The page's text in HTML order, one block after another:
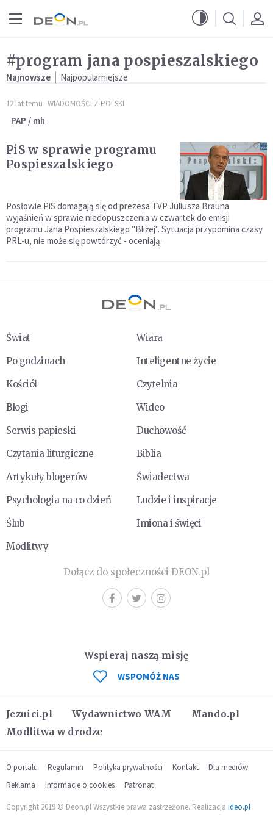
#program jana pospieszalskiego
Najnowsze Najpopularniejsze
12 lat temu WIADOMOŚCI Z POLSKI
PAP / mh
PiS w sprawie programu
Pospieszalskiego
Posłowie PiS domagają się od prezesa TVP Juliusza Brauna
wyjaśnień w sprawie niedopuszczenia w czwartek do emisji
programu Jana Pospieszalskiego "Bliżej". Sytuacja przypomina czasy
PRL-u, nie może się powtórzyć - oceniają.
Świat
Wiara
Po godzinach
Inteligentne życie
Kościół
Czytelnia
Blogi
Wideo
Serwis papieski
Duchowość
Czytania liturgiczne
Biblia
Artykuły blogerów
Świadectwa
Psychologia na co dzień
Ludzie i inspiracje
Ślub
Imiona i święci
Modlitwy
Dołącz do społeczności DEON.pl
Jezuici.pl Wydawnictwo WAM
Mando.pl
Modlitwa w drodze
Wspieraj naszą misję
WSPOMÓŻ NAS
O portalu Regulamin Polityka prywatności Kontakt
Dla mediów
Reklama
Informacje o cookies Patronat
Copyright 2019 © Deon.pl Wszystkie prawa zastrzeżone. Realizacja ideo.pl